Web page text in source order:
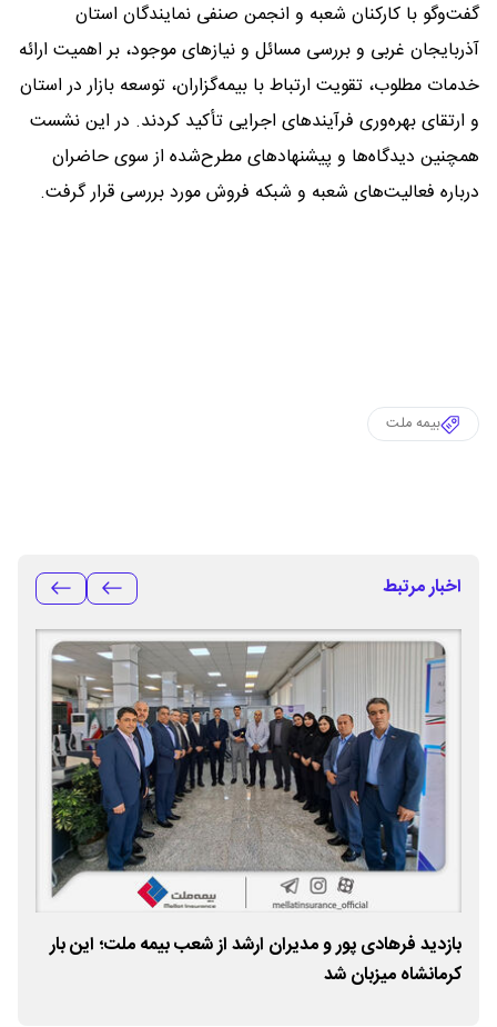
گفت‌وگو با کارکنان شعبه و انجمن صنفی نمایندگان استان
آذربایجان‌ غربی و بررسی مسائل و نیازهای موجود، بر اهمیت ارائه
خدمات مطلوب، تقویت ارتباط با بیمه‌گزاران، توسعه بازار در استان
و ارتقای بهره‌وری فرآیندهای اجرایی تأکید کردند. در این نشست
همچنین دیدگاه‌ها و پیشنهادهای مطرح‌شده از سوی حاضران
درباره فعالیت‌های شعبه و شبکه فروش مورد بررسی قرار گرفت.
بیمه ملت
اخبار مرتبط
بازدید فرهادی پور و مدیران ارشد از شعب بیمه ملت؛ این بار
کرمانشاه میزبان شد